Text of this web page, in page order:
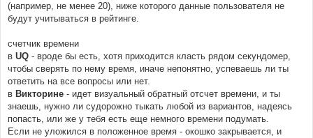
(например, не менее 20), ниже которого данные пользователя не
будут учитываться в рейтинге.
счетчик времени
в UQ - вроде бы есть, хотя приходится класть рядом секундомер,
чтобы сверять по нему время, иначе непонятно, успеваешь ли ты
ответить на все вопросы или нет.
в Викторине - идет визуальный обратный отсчет времени, и ты
знаешь, нужно ли судорожно тыкать любой из вариантов, надеясь
попасть, или же у тебя есть еще немного времени подумать.
Если не уложился в положенное время - окошко закрывается, и